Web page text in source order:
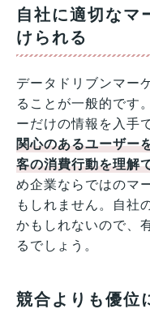
自社に適切なマ
けられる
データドリブンマー
ることが一般的です
ーだけの情報を入手
関心のあるユーザー
客の消費行動を理解
め企業ならではのマ
もしれません。自社
かもしれないので、
るでしょう。
競合よりも優位